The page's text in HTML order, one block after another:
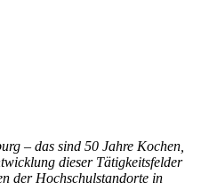
– das sind 50 Jahre Kochen,
dieser Tätigkeitsfelder
der Hochschulstandorte in